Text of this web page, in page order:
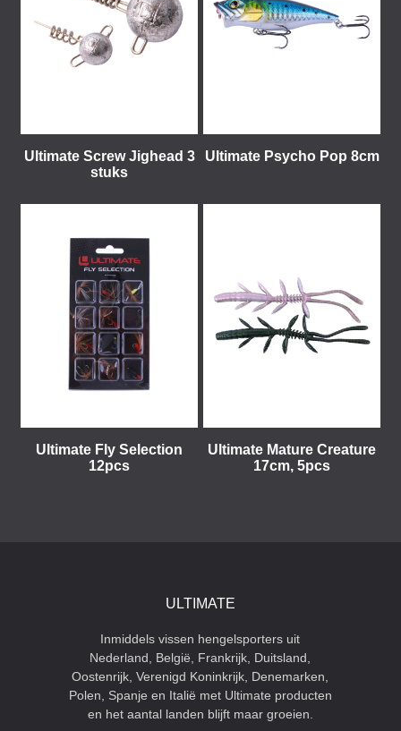
Ultimate Screw Jighead 3
stuks
Ultimate Psycho Pop 8cm
Ultimate Fly Selection
12pcs
Ultimate Mature Creature
17cm, 5pcs
ULTIMATE
Inmiddels vissen hengelsporters uit
Nederland, België, Frankrijk, Duitsland,
Oostenrijk, Verenigd Koninkrijk, Denemarken,
Polen, Spanje en Italië met Ultimate producten
en het aantal landen blijft maar groeien.